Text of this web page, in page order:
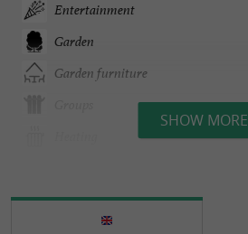
Entertainment
Garden
Garden furniture
Open all year round
SHOW MORE